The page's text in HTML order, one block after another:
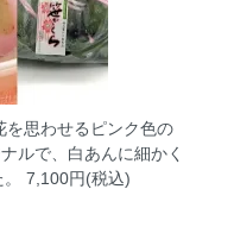
を思わせるピンク色の
ルで、白あんに細かく
。 7,100円(税込)